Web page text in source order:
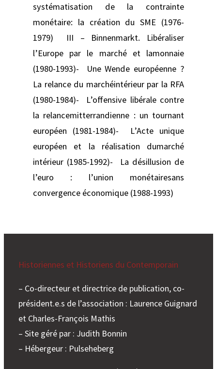
systématisation de la contrainte
monétaire: la création du SME (1976-
1979) III – Binnenmarkt. Libéraliser
l’Europe par le marché et lamonnaie
(1980-1993)- Une Wende européenne ?
La relance du marchéintérieur par la RFA
(1980-1984)- L’offensive libérale contre
la relancemitterrandienne : un tournant
européen (1981-1984)- L’Acte unique
européen et la réalisation dumarché
intérieur (1985-1992)- La désillusion de
l’euro : l’union monétairesans
convergence économique (1988-1993)
Historiennes et Historiens du Contemporain
– Co-directeur et directrice de publication, co-
président.e.s de l’association : Laurence Guignard
et Charles-François Mathis
– Site géré par : Judith Bonnin
– Hébergeur : Pulseheberg